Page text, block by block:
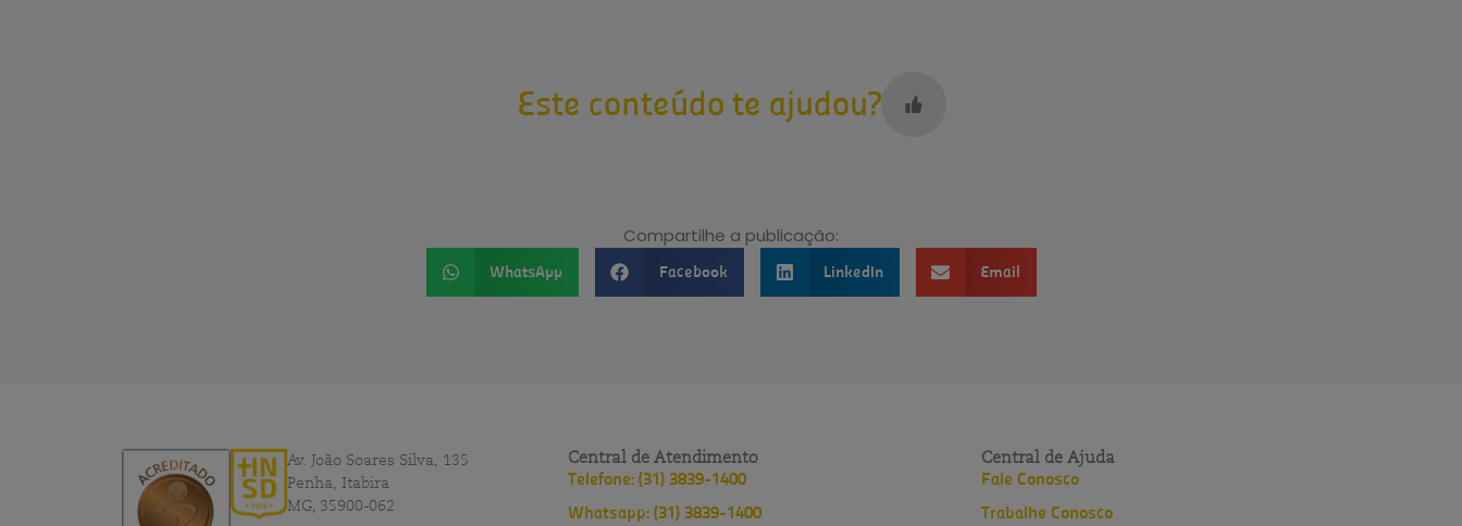
Este conteúdo te ajudou?
Compartilhe a publicação:
WhatsApp Facebook LinkedIn Email
Av. João Soares Silva, 135
Penha, Itabira
MG, 35900-062
Central de Atendimento
Telefone: (31) 3839-1400
Whatsapp: (31) 3839-1400
Central de Ajuda
Fale Conosco
Trabalhe Conosco